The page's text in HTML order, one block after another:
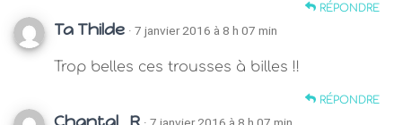
RÉPONDRE
Ta Thilde · 7 janvier 2016 à 8 h 07 min
Trop belles ces trousses à billes !!
RÉPONDRE
Chantal_R · 7 janvier 2016 à 8 h 07 min